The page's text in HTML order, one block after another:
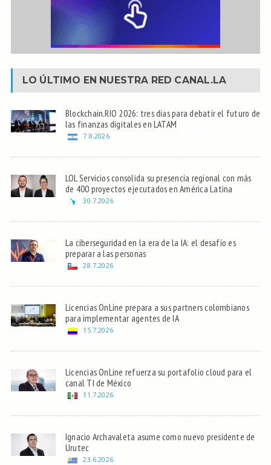
LO ÚLTIMO EN NUESTRA RED CANAL.LA
Blockchain.RIO 2026: tres días para debatir el futuro de
las finanzas digitales en LATAM
7.8.2026
LOL Servicios consolida su presencia regional con más
de 400 proyectos ejecutados en América Latina
30.7.2026
La ciberseguridad en la era de la IA: el desafío es
preparar a las personas
28.7.2026
Licencias OnLine prepara a sus partners colombianos
para implementar agentes de IA
15.7.2026
Licencias OnLine refuerza su portafolio cloud para el
canal TI de México
11.7.2026
Ignacio Archavaleta asume como nuevo presidente de
Urutec
23.6.2026